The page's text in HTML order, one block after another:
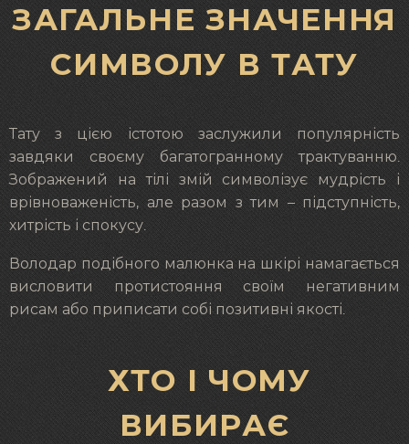
ЗАГАЛЬНЕ ЗНАЧЕННЯ
СИМВОЛУ В ТАТУ
Тату з цією істотою заслужили популярність
завдяки своєму багатогранному трактуванню.
Зображений на тілі змій символізує мудрість і
врівноваженість, але разом з тим – підступність,
хитрість і спокусу.
Володар подібного малюнка на шкірі намагається
висловити протистояння своїм негативним
рисам або приписати собі позитивні якості.
ХТО І ЧОМУ
ВИБИРАЄ